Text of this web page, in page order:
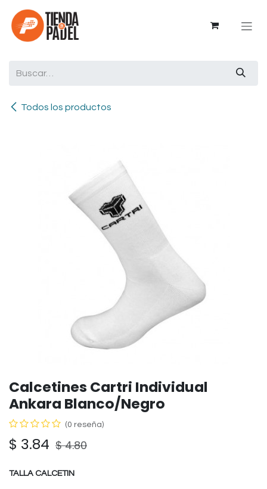
Ir al contenido
Todos los productos
Calcetines Cartri Individual
Ankara Blanco/Negro
(0 reseña)
$ 3.84 $4.80
TALLA CALCETIN